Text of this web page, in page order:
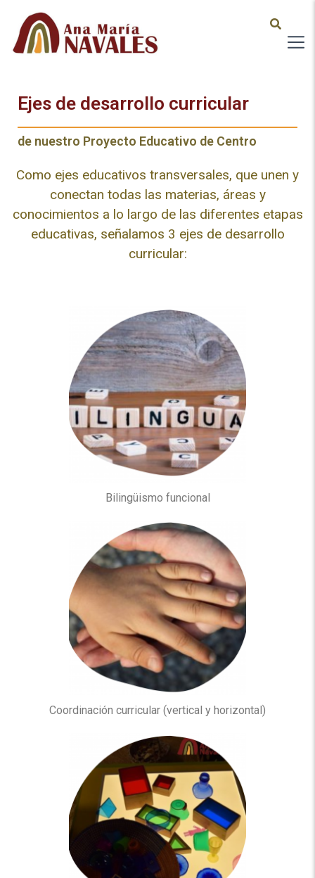
Ejes de desarrollo curricular
de nuestro Proyecto Educativo de Centro
Como ejes educativos transversales, que unen y
conectan todas las materias, áreas y
conocimientos a lo largo de las diferentes etapas
educativas, señalamos 3 ejes de desarrollo
curricular:
Bilingüismo funcional
Coordinación curricular (vertical y horizontal)